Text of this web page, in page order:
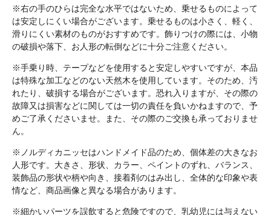
※右の手のひらは完全な水平ではないため、乗せるものによって
は安定しにくい場合がございます。乗せるものは小さく、軽く、
滑りにくい素材のものがおすすめです。飾りつけの際には、小物
の破損や落下、お人形の転倒などに十分ご注意ください。
※手乗り時、テープなどを使用すると安定しやすいですが、本品
は特殊な加工などのない天然木を使用しています。そのため、汚
れたり、破損する場合がございます。恐れ入りますが、その際の
故障又は損害などに関しては一切の責任を負いかねますので、予
めご了承くださいませ。また、その際のご交換も承っておりませ
ん。
※ノルディカニッセはハンドメイド品のため、個体差の大きなお
人形です。大きさ、形状、カラー、ペイントのずれ、バランス、
装飾品の形状や柄や向き、接着剤のはみ出し、全体的な印象や表
情など、商品画像と異なる場合があります。
※細かいパーツを誤飲すると危険ですので、乳幼児には与えない